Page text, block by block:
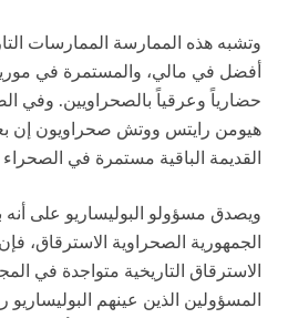
وتشبه هذه الممارسة الممارسات
أفضل في مالي، والمستمرة في
حضارياً وعرقياً بالصحراويين. وفي
هيومن رايتس ووتش صحراويون إن
القديمة الباقية مستمرة في الصحراء
ويصدق مسؤولو البوليساريو على أنه
الجمهورية الصحراوية الاسترقاق،
الاسترقاق التاريخية متواجدة في
المسؤولين الذين عينهم